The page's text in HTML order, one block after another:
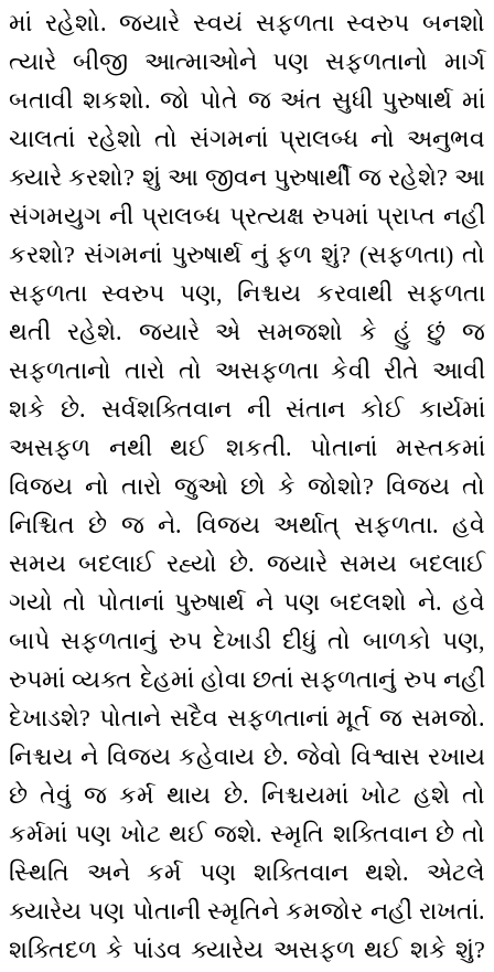
માં રહેશો. જ્યારે સ્વયં સફળતા સ્વરુપ બનશો
ત્યારે બીજી આત્માઓને પણ સફળતાનો માર્ગ
બતાવી શકશો. જો પોતે જ અંત સુધી પુરુષાર્થ માં
ચાલતાં રહેશો તો સંગમનાં પ્રાલબ્ધ નો અનુભવ
ક્યારે કરશો? શું આ જીવન પુરુષાર્થી જ રહેશે? આ
સંગમયુગ ની પ્રાલબ્ધ પ્રત્યક્ષ રુપમાં પ્રાપ્ત નહીં
કરશો? સંગમનાં પુરુષાર્થ નું ફળ શું? (સફળતા) તો
સફળતા સ્વરુપ પણ, નિશ્ચય કરવાથી સફળતા
થતી રહેશે. જયારે એ સમજશો કે હું છું જ
સફળતાનો તારો તો અસફળતા કેવી રીતે આવી
શકે છે. સર્વશક્તિવાન ની સંતાન કોઈ કાર્યમાં
અસફળ નથી થઈ શકતી. પોતાનાં મસ્તકમાં
વિજય નો તારો જુઓ છો કે જોશો? વિજય તો
નિશ્ચિત છે જ ને. વિજય અર્થાત્ સફળતા. હવે
સમય બદલાઈ રહ્યો છે. જ્યારે સમય બદલાઈ
ગયો તો પોતાનાં પુરુષાર્થ ને પણ બદલશો ને. હવે
બાપે સફળતાનું રુપ દેખાડી દીધું તો બાળકો પણ,
રુપમાં વ્યક્ત દેહમાં હોવા છતાં સફળતાનું રુપ નહીં
દેખાડશે? પોતાને સદૈવ સફળતાનાં મૂર્ત જ સમજો.
નિશ્ચય ને વિજય કહેવાય છે. જેવો વિશ્વાસ રખાય
છે તેવું જ કર્મ થાય છે. નિશ્ચયમાં ખોટ હશે તો
કર્મમાં પણ ખોટ થઈ જશે. સ્મૃતિ શક્તિવાન છે તો
સ્થિતિ અને કર્મ પણ શક્તિવાન થશે. એટલે
ક્યારેય પણ પોતાની સ્મૃતિને કમજોર નહીં રાખતાં.
શક્તિદળ કે પાંડવ ક્યારેય અસફળ થઈ શકે શું?